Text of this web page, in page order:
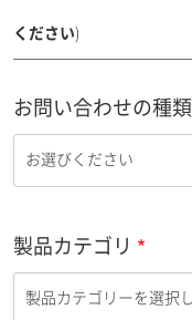
ください)
お問い合わせの種類
製品カテゴリ